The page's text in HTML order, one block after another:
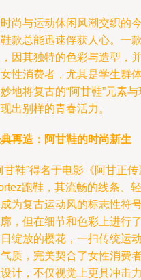
尚与运动休闲风潮交织的
款总能迅速俘获人心。一
因其独特的色彩与造型，
性消费者，尤其是学生群
地将复古的“阿甘鞋”元素
出别样的青春活力。
再造：阿甘鞋的时尚新生
甘鞋”得名于电影《阿甘正
跑鞋，其流畅的线条、
为复古运动风的标志性符
，但在细节和色彩上进行
绽放的樱花，一扫传统运
质，完美契合了女性消费
计，不仅视觉上更具冲击